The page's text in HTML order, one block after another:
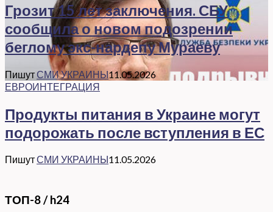
Грозит 15 лет заключения. СБУ
сообщила о новом подозрении
беглому экс-нардепу Мураеву
ПишутСМИ УКРАИНЫ11.05.2026
ЕВРОИНТЕГРАЦИЯ
Продукты питания в Украине могут
подорожать после вступления в ЕС
ПишутСМИ УКРАИНЫ11.05.2026
ТОП-8 / h24